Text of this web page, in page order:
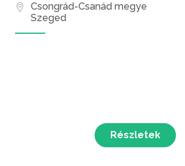
Csongrád-Csanád megye
Szeged
Részletek